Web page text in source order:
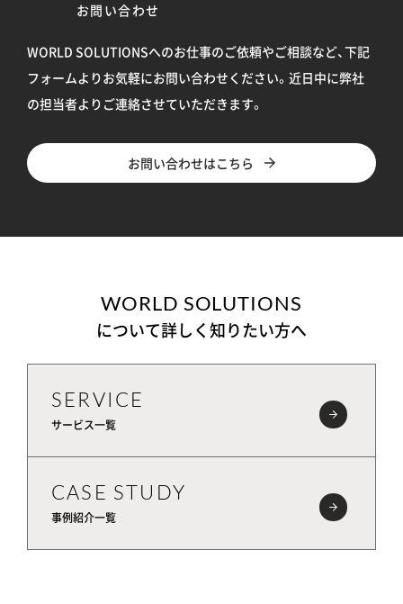
お問い合わせ
WORLD SOLUTIONSへのお仕事のご依頼やご相談など、下記
フォームよりお気軽にお問い合わせください。 近日中に弊社
の担当者よりご連絡させていただきます。
お問い合わせはこちら
WORLD SOLUTIONS
について詳しく知りたい方へ
SERVICE
サービス一覧
CASE STUDY
事例紹介一覧